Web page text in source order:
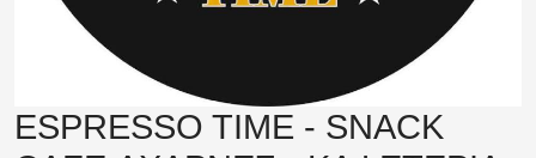
ESPRESSO TIME - SNACK